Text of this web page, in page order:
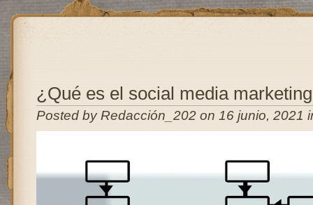
¿Qué es el social media
Posted by Redacción_202 on 16 junio, 2021